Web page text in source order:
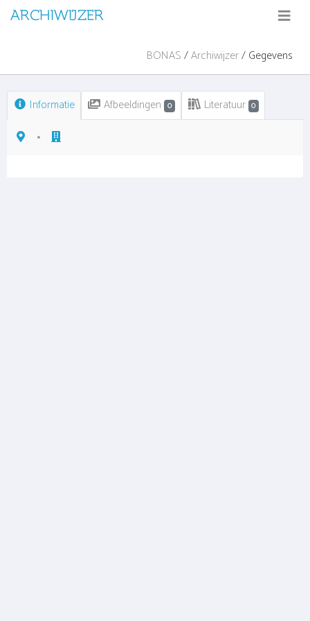
ARCHIWIJZER
BONAS/Archiwijzer/ Gegevens
Informatie Afbeeldingen 0 Literatuur 0